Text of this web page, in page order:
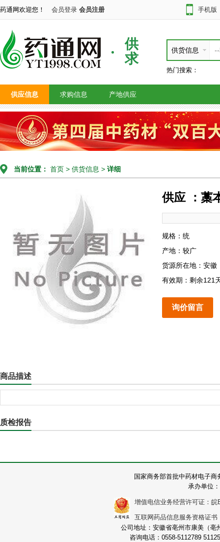
药通网欢迎您！ 会员登录 会员注册 手机版
供
求
供货信息
热门搜索：
供应信息 求购信息 产地供应
当前位置： 首页 > 供货信息 > 详细
供应 ：藁
规格：统
产地：较广
货源所在地：安徽
有效期：剩余121
询价留言
商品描述
质检报告
国家商务部首批中药材电子
承办单位
增值电信业务经营许可证：皖
互联网药品信息服务资格证
公司地址：安徽省亳州市康美（
咨询电话：0558-5112789